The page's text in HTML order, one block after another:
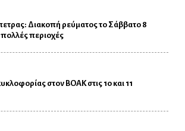
Διακοπή ρεύματος το Σάββατο 8
περιοχές
στον ΒΟΑΚ στις 10 και 11